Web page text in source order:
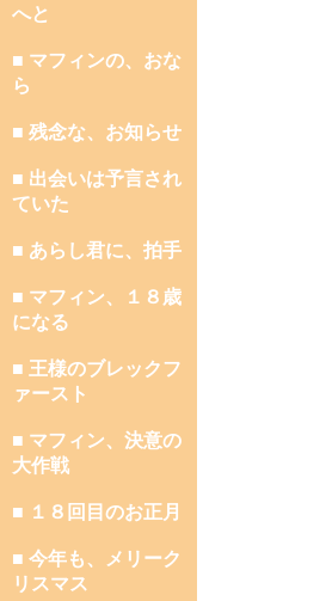
へと
■ マフィンの、おな
ら
■ 残念な、お知らせ
■ 出会いは予言され
ていた
■ あらし君に、拍手
■ マフィン、１８歳
になる
■ 王様のブレックフ
ァースト
■ マフィン、決意の
大作戦
■ １８回目のお正月
■ 今年も、メリーク
リスマス